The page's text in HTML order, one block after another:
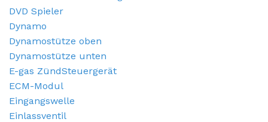
DVD Spieler
Dynamo
Dynamostütze oben
Dynamostütze unten
E-gas ZündSteuergerät
ECM-Modul
Eingangswelle
Einlassventil